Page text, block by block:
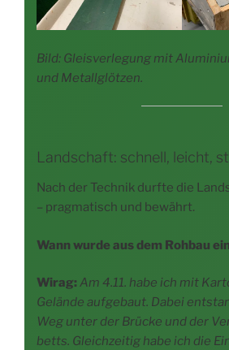
Bild: Gleis­ver­le­gung mit
und Metallglötzen.
Landschaft: schnell, leicht,
Nach der Tech­nik durf­te die
– prag­ma­tisch und bewährt.
Wann wur­de aus dem Roh­bau
Wirag:Am 4.11. habe ich mit
Gelän­de auf­ge­baut. Dabei
Weg unter der Brü­cke und der
betts. Gleich­zei­tig habe ich die